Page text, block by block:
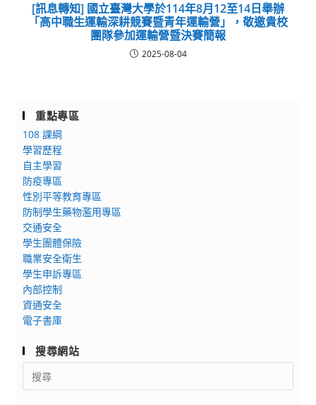
[訊息轉知] 國立臺灣大學於114年8月12至14日舉辦
「高中職生運輸深耕競賽暨青年運輸營」，敬邀貴校
團隊參加運輸營暨決賽簡報
2025-08-04
重點專區
108 課綱
學習歷程
自主學習
防疫專區
性別平等教育專區
防制學生藥物濫用專區
交通安全
學生團體保險
職業安全衛生
學生申訴專區
內部控制
資通安全
電子書庫
搜尋網站
Search
for: